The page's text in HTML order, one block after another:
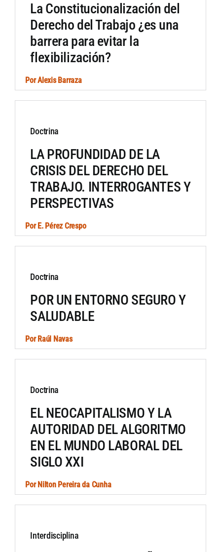
La Constitucionalización del
Derecho del Trabajo ¿es una
barrera para evitar la
flexibilización?
PorAlexis Barraza
Doctrina
LA PROFUNDIDAD DE LA
CRISIS DEL DERECHO DEL
TRABAJO. INTERROGANTES Y
PERSPECTIVAS
Por E. Pérez Crespo
Doctrina
POR UN ENTORNO SEGURO Y
SALUDABLE
Por Raúl Navas
Doctrina
EL NEOCAPITALISMO Y LA
AUTORIDAD DEL ALGORITMO
EN EL MUNDO LABORAL DEL
SIGLO XXI
Por Nilton Pereira da Cunha
Interdisciplina